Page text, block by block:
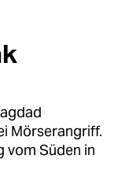
Mörserangriff.
vom Süden in